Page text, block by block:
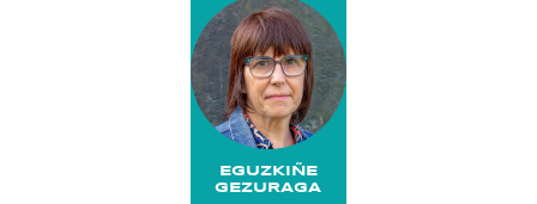
EGUZKIÑE
GEZURAGA